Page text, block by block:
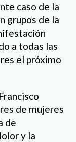
caso de la
grupos de la
a todas las
el próximo
de mujeres
de
y la